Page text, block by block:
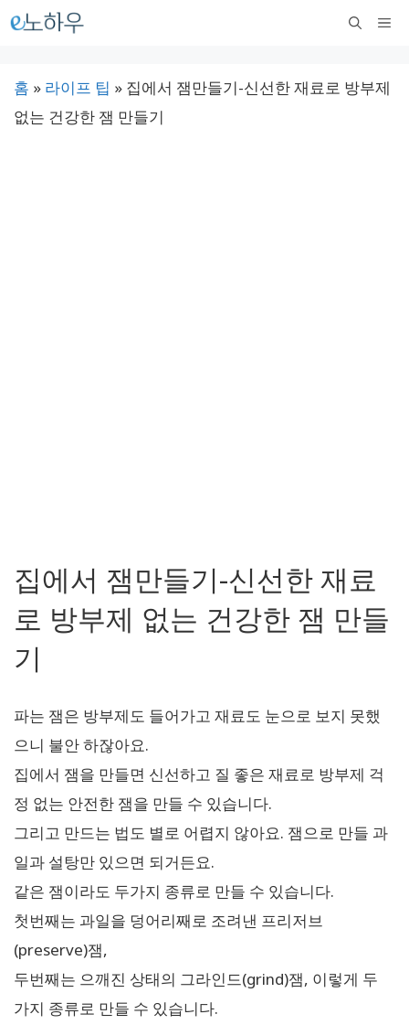
컨
메
홈 » 라이프 팁 » 집에서 잼만들기-신선한 재료로 방부제
없는 건강한 잼 만들기
집에서 잼만들기-신선한 재료
로 방부제 없는 건강한 잼 만들
기
파는 잼은 방부제도 들어가고 재료도 눈으로 보지 못했
으니 불안 하잖아요.
집에서 잼을 만들면 신선하고 질 좋은 재료로 방부제 걱
정 없는 안전한 잼을 만들 수 있습니다.
그리고 만드는 법도 별로 어렵지 않아요. 잼으로 만들 과
일과 설탕만 있으면 되거든요.
같은 잼이라도 두가지 종류로 만들 수 있습니다.
첫번째는 과일을 덩어리째로 조려낸 프리저브
(preserve)잼,
두번째는 으깨진 상태의 그라인드(grind)잼, 이렇게 두
가지 종류로 만들 수 있습니다.